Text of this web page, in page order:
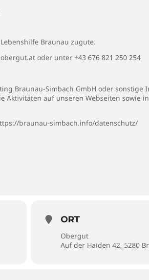
Braunau zugute.
oder unter +43 676 821 250 254
Braunau-Simbach GmbH oder
Aktivitäten auf unseren Webseiten sowie
braunau-simbach.info/datenschutz/
ORT
Obergut
Auf der Haiden 42, 5280